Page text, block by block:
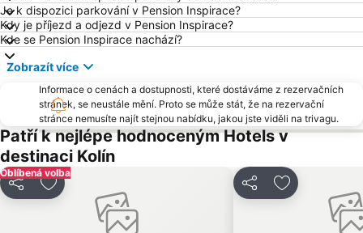
Vinoř
Dolní Měcholupy
Kolovraty
Běchovice
Štěrboholy
Letňany Metro Station
Staromestske namesti
Velké náměstí
Kostinice Sedlec
Zámek Pardubice
Europark Štěrboholy
Opatov Metro Station
Městský úřad Kutná Hora
Koloděje
Dubeč
Rajská zahrada Metro Station
Městský stadion
Je k dispozici parkování v Pension Inspirace?
Kdy je příjezd a odjezd v Pension Inspirace?
Kde se Pension Inspirace nachází?
Zobrazít více
Informace o cenách a dostupnosti, které dostáváme z rezervačních
stránek, se neustále mění. Proto se může stát, že na rezervační
stránce nemusíte najít stejnou nabídku, jakou jste viděli na trivagu.
Patří k nejlépe hodnoceným Hotels v
destinaci Kolín
Oblíbená volba
Sdílet Přidat na seznam oblíbených hotelů
Sdílet Přidat na